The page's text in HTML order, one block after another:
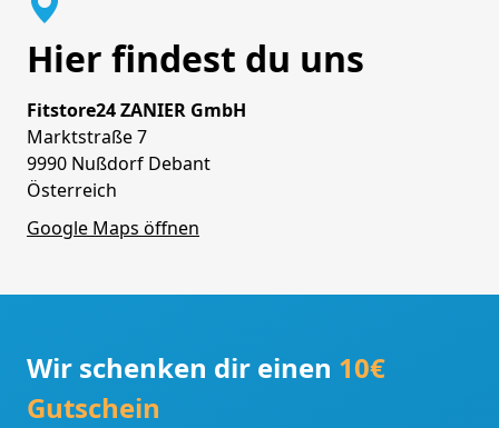
Hier findest du uns
Fitstore24 ZANIER GmbH
Marktstraße 7
9990 Nußdorf Debant
Österreich
Google Maps öffnen
Wir schenken dir einen 10€
Gutschein